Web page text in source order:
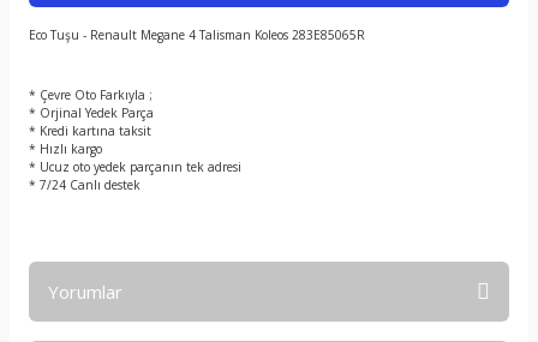
Eco Tuşu - Renault Megane 4 Talisman Koleos 283E85065R
* Çevre Oto Farkıyla ;
* Orjinal Yedek Parça
* Kredi kartına taksit
* Hızlı kargo
* Ucuz oto yedek parçanın tek adresi
* 7/24 Canlı destek
Yorumlar